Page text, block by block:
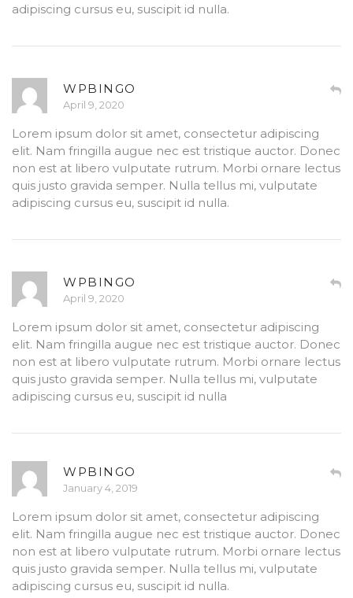
adipiscing cursus eu, suscipit id nulla.
WPBINGO
April 9, 2020
Lorem ipsum dolor sit amet, consectetur adipiscing
elit. Nam fringilla augue nec est tristique auctor. Donec
non est at libero vulputate rutrum. Morbi ornare lectus
quis justo gravida semper. Nulla tellus mi, vulputate
adipiscing cursus eu, suscipit id nulla.
WPBINGO
April 9, 2020
Lorem ipsum dolor sit amet, consectetur adipiscing
elit. Nam fringilla augue nec est tristique auctor. Donec
non est at libero vulputate rutrum. Morbi ornare lectus
quis justo gravida semper. Nulla tellus mi, vulputate
adipiscing cursus eu, suscipit id nulla
WPBINGO
January 4, 2019
Lorem ipsum dolor sit amet, consectetur adipiscing
elit. Nam fringilla augue nec est tristique auctor. Donec
non est at libero vulputate rutrum. Morbi ornare lectus
quis justo gravida semper. Nulla tellus mi, vulputate
adipiscing cursus eu, suscipit id nulla.